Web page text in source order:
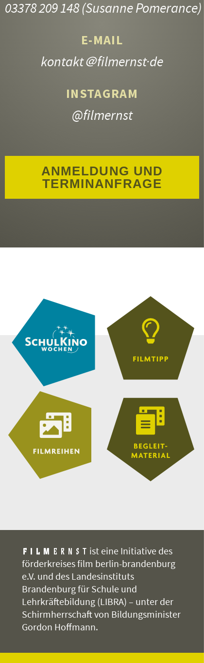
03378 209 148(Susanne Pomerance)
E-MAIL
kontakt＠filmernst·de
INSTAGRAM
@filmernst
ANMELDUNG UND
TERMINANFRAGE
ist eine Initiative des
förderkreises film berlin-brandenburg
e.V. und des Landesinstituts
Brandenburg für Schule und
Lehrkräftebildung (LIBRA) – unter der
Schirmherrschaft von Bildungsminister
Gordon Hoffmann.